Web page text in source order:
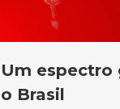
Um espectro
o Brasil